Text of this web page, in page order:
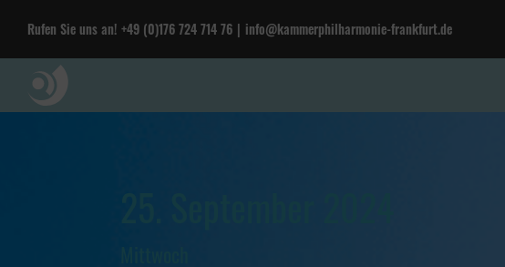
Rufen Sie uns an! +49 (0)176 724 714 76 | info@kammerphilharmonie-frankfurt.de